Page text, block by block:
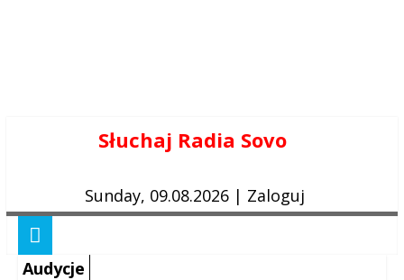
Słuchaj Radia Sovo
Sunday, 09.08.2026 | Zaloguj
Audycje